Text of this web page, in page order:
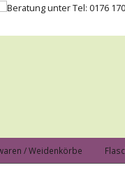
/ Weidenkörbe